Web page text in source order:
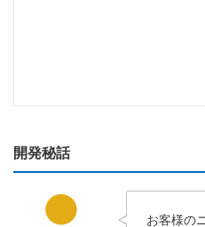
開発秘話
お客様の